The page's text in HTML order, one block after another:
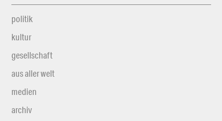
politik
kultur
gesellschaft
aus aller welt
medien
archiv